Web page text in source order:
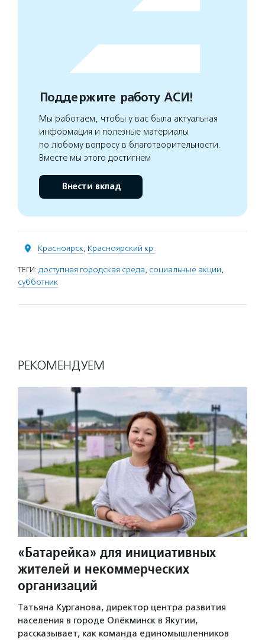
Поддержите работу АСИ!
Мы работаем, чтобы у вас была актуальная
информация и полезные материалы
по любому вопросу в благотворительности.
Вместе мы этого достигнем
Внести вклад
Красноярск, Красноярский кр.
ТЕГИ: доступная городская среда, социальные акции,
субботник
РЕКОМЕНДУЕМ
«Батарейка» для инициативных
жителей и некоммерческих
организаций
Татьяна Курганова, директор центра развития
населения в городе Олёкминск в Якутии,
рассказывает, как команда единомышленников